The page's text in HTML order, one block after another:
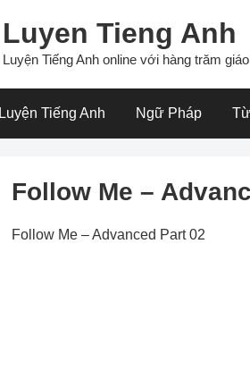
Luyen Tieng Anh
Luyện Tiếng Anh online với hàng trăm
Luyện Tiếng Anh Ngữ Pháp
Follow Me –
Follow Me – Advanced Part 02